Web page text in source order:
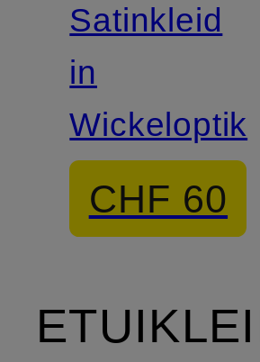
Satinkleid
in
Wickeloptik
CHF 60